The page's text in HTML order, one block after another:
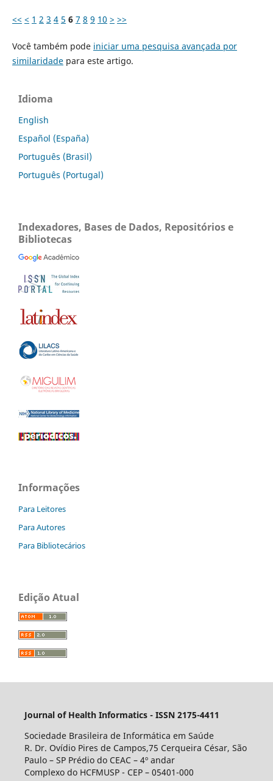
<< < 1 2 3 4 5 6 7 8 9 10 > >>
Você também pode iniciar uma pesquisa avançada por
similaridadepara este artigo.
Idioma
English
Español (España)
Português (Brasil)
Português (Portugal)
Indexadores, Bases de Dados, Repositórios e
Bibliotecas
Informações
Para Leitores
Para Autores
Para Bibliotecários
Edição Atual
Journal of Health Informatics - ISSN 2175-4411
Sociedade Brasileira de Informática em Saúde
R. Dr. Ovídio Pires de Campos,75 Cerqueira César, São
Paulo – SP Prédio do CEAC – 4º andar
Complexo do HCFMUSP - CEP – 05401-000